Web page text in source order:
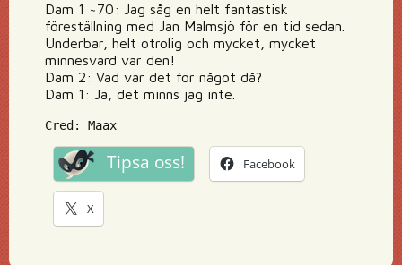
Dam 1 ~70: Jag såg en helt fantastisk
föreställning med Jan Malmsjö för en tid sedan.
Underbar, helt otrolig och mycket, mycket
minnesvärd var den!
Dam 2: Vad var det för något då?
Dam 1: Ja, det minns jag inte.
Cred: Maax
Tipsa oss! Facebook
X